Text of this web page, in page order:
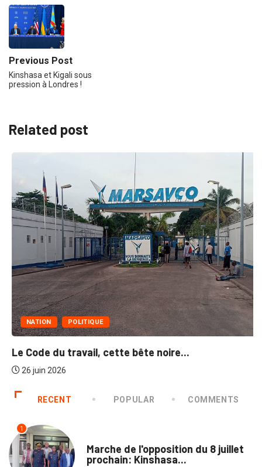
Previous Post
Kinshasa et Kigali sous
pression à Londres !
Related post
NATION POLITIQUE
Le Code du travail, cette bête noire...
26 juin 2026
RECENT POPULAR COMMENTS
1
Marche de l'opposition du 8 juillet
prochain: Kinshasa...